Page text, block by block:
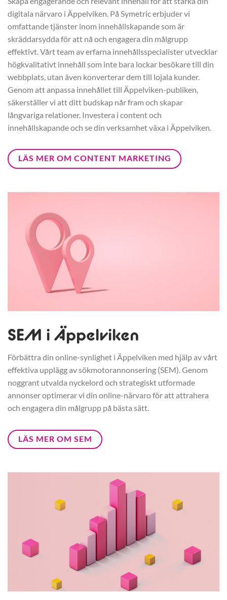
digitala närvaro i Äppelviken. På Symetric erbjuder vi
omfattande tjänster inom innehållskapande som är
skräddarsydda för att nå och engagera din målgrupp
effektivt. Vårt team av erfarna innehållsspecialister utvecklar
högkvalitativt innehåll som inte bara lockar besökare till din
webbplats, utan även konverterar dem till lojala kunder.
Genom att anpassa innehållet till Äppelviken-publiken,
säkerställer vi att ditt budskap når fram och skapar
långvariga relationer. Investera i content och
innehållskapande och se din verksamhet växa i Äppelviken.
LÄS MER OM CONTENT MARKETING
SEM i Äppelviken
Förbättra din online-synlighet i Äppelviken med hjälp av vårt
effektiva upplägg av sökmotorannonsering (SEM). Genom
noggrant utvalda nyckelord och strategiskt utformade
annonser optimerar vi din online-närvaro för att attrahera
och engagera din målgrupp på bästa sätt.
LÄS MER OM SEM